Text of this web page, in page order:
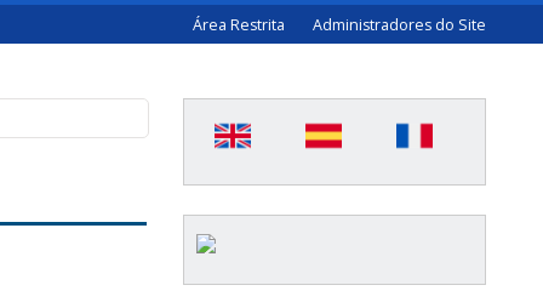
Área Restrita Administradores do Site